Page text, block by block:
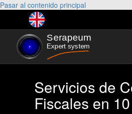
Pasar al contenido principal
Servicios de
Fiscales en